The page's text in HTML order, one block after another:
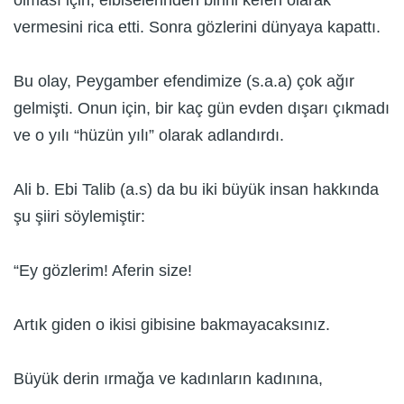
vermesini rica etti. Sonra gözlerini dünyaya kapattı.
Bu olay, Peygamber efendimize (s.a.a) çok ağır
gelmişti. Onun için, bir kaç gün evden dışarı çıkmadı
ve o yılı “hüzün yılı” olarak adlandırdı.
Ali b. Ebi Talib (a.s) da bu iki büyük insan hakkında
şu şiiri söylemiştir:
“Ey gözlerim! Aferin size!
Artık giden o ikisi gibisine bakmayacaksınız.
Büyük derin ırmağa ve kadınların kadınına,